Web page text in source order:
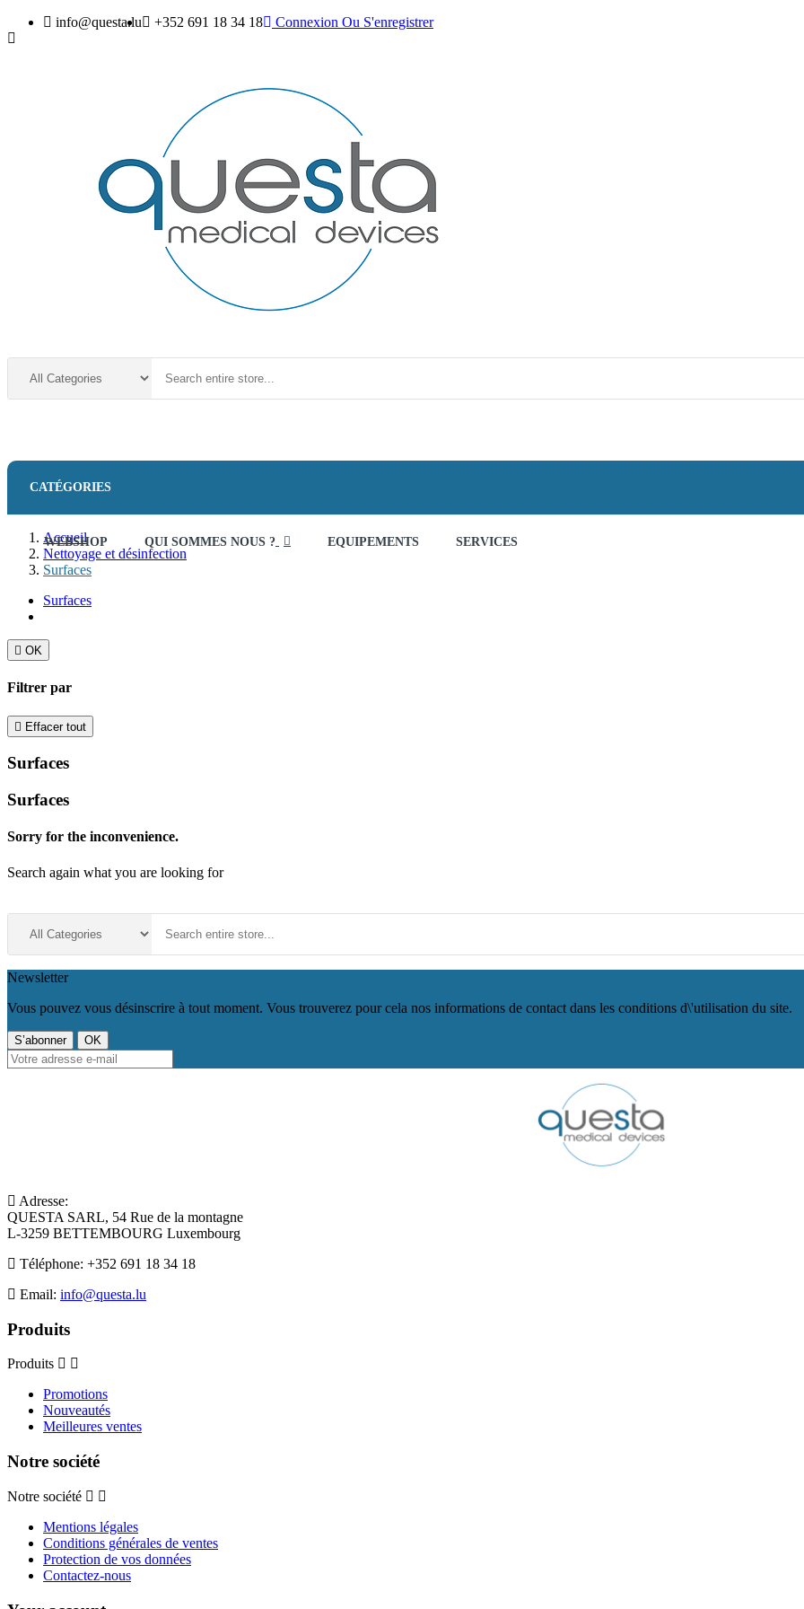
info@questa.lu +352 691 18 34 18 Connexion Ou S'enregistrer
CATÉGORIES
WEBSHOP QUI SOMMES NOUS ? EQUIPEMENTS SERVICES
Accueil
Nettoyage et désinfection
Surfaces
Surfaces
 OK
Filtrer par
 Effacer tout
Surfaces
Surfaces
Sorry for the inconvenience.
Search again what you are looking for
Newsletter
Vous pouvez vous désinscrire à tout moment. Vous trouverez pour cela nos informations de contact dans les conditions d\'utilisation du site.
Adresse:
QUESTA SARL, 54 Rue de la montagne
L-3259 BETTEMBOURG Luxembourg
Téléphone: +352 691 18 34 18
Email: info@questa.lu
Produits
Produits
Promotions
Nouveautés
Meilleures ventes
Notre société
Notre société
Mentions légales
Conditions générales de ventes
Protection de vos données
Contactez-nous